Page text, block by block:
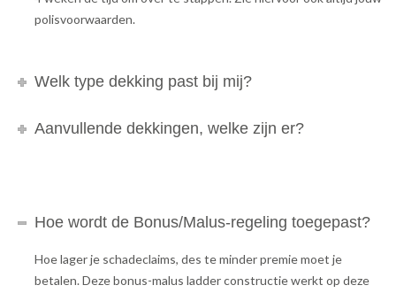
polisvoorwaarden.
Welk type dekking past bij mij?
Aanvullende dekkingen, welke zijn er?
Hoe wordt de Bonus/Malus-regeling toegepast?
Hoe lager je schadeclaims, des te minder premie moet je
betalen. Deze bonus-malus ladder constructie werkt op deze